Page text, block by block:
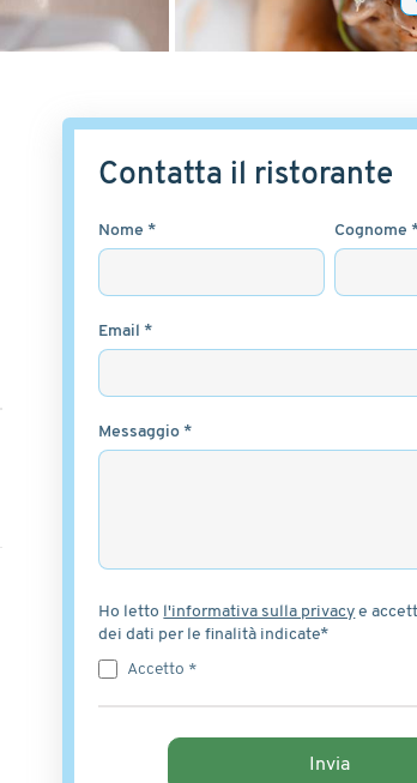
Contatta il ristorante
Nome * Cognome
Email *
Messaggio *
Ho letto l'informativa sulla privacy e
dei dati per le finalità indicate*
Accetto *